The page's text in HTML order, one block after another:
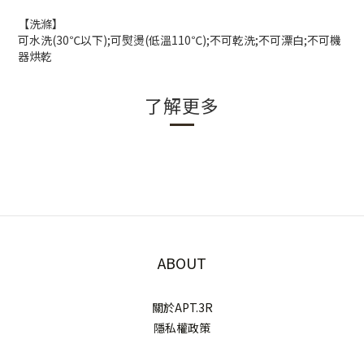
【洗滌】
可水洗(30℃以下);可熨燙(低溫110℃);不可乾洗;不可漂白;不可機
器烘乾
了解更多
ABOUT
關於APT.3R
隱私權政策